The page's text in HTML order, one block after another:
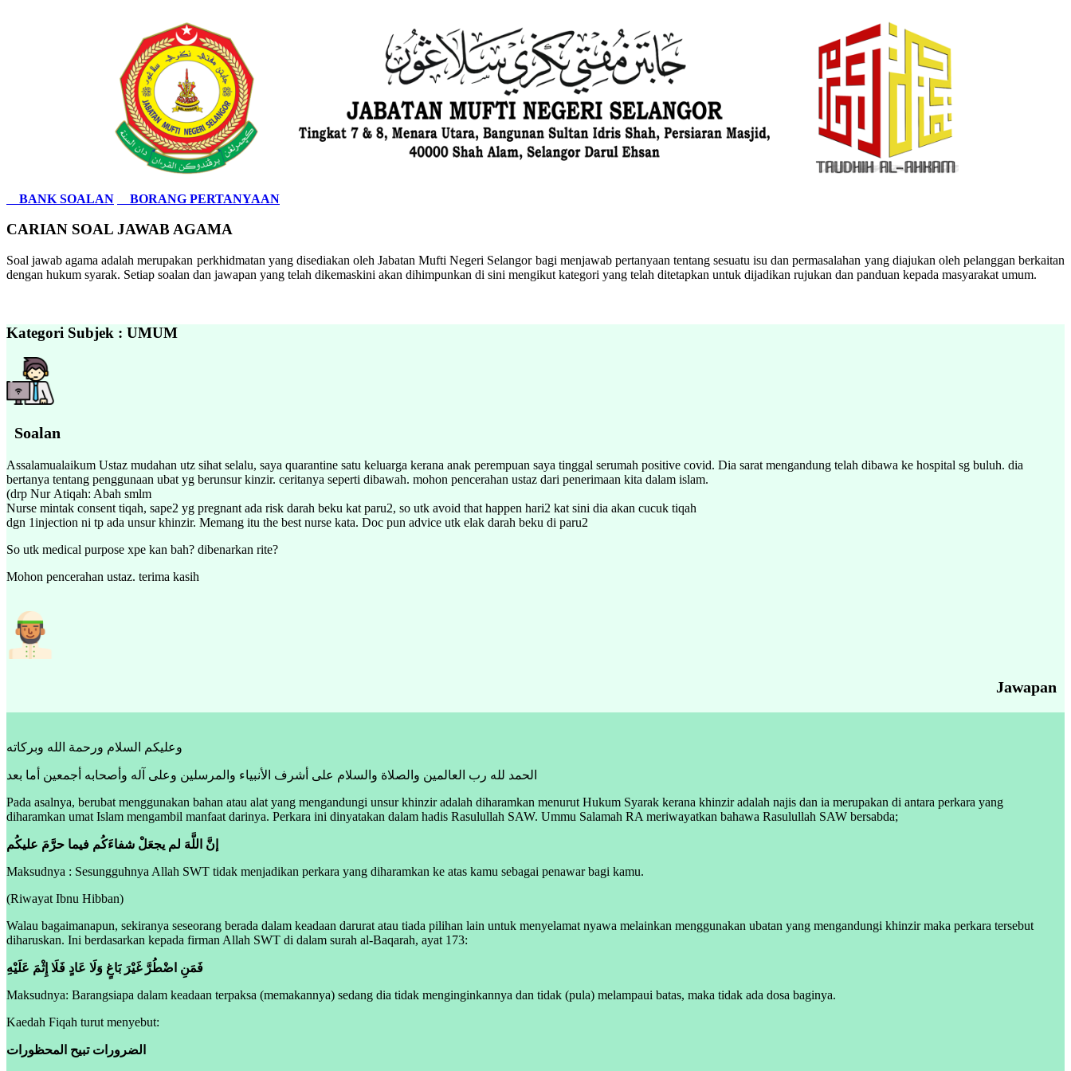
BANK SOALAN BORANG PERTANYAAN
CARIAN SOAL JAWAB AGAMA
Soal jawab agama adalah merupakan perkhidmatan yang disediakan oleh Jabatan Mufti Negeri Selangor bagi menjawab pertanyaan tentang sesuatu isu dan permasalahan yang diajukan oleh pelanggan berkaitan
dengan hukum syarak. Setiap soalan dan jawapan yang telah dikemaskini akan dihimpunkan di sini mengikut kategori yang telah ditetapkan untuk dijadikan rujukan dan panduan kepada masyarakat umum.
Kategori Subjek : UMUM
Soalan
Assalamualaikum Ustaz mudahan utz sihat selalu, saya quarantine satu keluarga kerana anak perempuan saya tinggal serumah positive covid. Dia sarat mengandung telah dibawa ke hospital sg buluh. dia
bertanya tentang penggunaan ubat yg berunsur kinzir. ceritanya seperti dibawah. mohon pencerahan ustaz dari penerimaan kita dalam islam.
(drp Nur Atiqah: Abah smlm
Nurse mintak consent tiqah, sape2 yg pregnant ada risk darah beku kat paru2, so utk avoid that happen hari2 kat sini dia akan cucuk tiqah
dgn 1injection ni tp ada unsur khinzir. Memang itu the best nurse kata. Doc pun advice utk elak darah beku di paru2
So utk medical purpose xpe kan bah? dibenarkan rite?
Mohon pencerahan ustaz. terima kasih
Jawapan
الحمد لله رب العالمين والصلاة والسلام على أشرف الأنبياء والمرسلين وعلى آله وأصحابه أجمعين أما بعد
Pada asalnya, berubat menggunakan bahan atau alat yang mengandungi unsur khinzir adalah diharamkan menurut Hukum Syarak kerana khinzir adalah najis dan ia merupakan di antara perkara yang
diharamkan umat Islam mengambil manfaat darinya. Perkara ini dinyatakan dalam hadis Rasulullah SAW. Ummu Salamah RA meriwayatkan bahawa Rasulullah SAW bersabda;
إنَّ اللَّهَ لم يجعَلْ شفاءَكُم فيما حرَّمَ عليكُم
Maksudnya : Sesungguhnya Allah SWT tidak menjadikan perkara yang diharamkan ke atas kamu sebagai penawar bagi kamu.
(Riwayat Ibnu Hibban)
Walau bagaimanapun, sekiranya seseorang berada dalam keadaan darurat atau tiada pilihan lain untuk menyelamat nyawa melainkan menggunakan ubatan yang mengandungi khinzir maka perkara tersebut
diharuskan. Ini berdasarkan kepada firman Allah SWT di dalam surah al-Baqarah, ayat 173:
فَمَنِ اضْطُرَّ غَيْرَ بَاغٍ وَلَا عَادٍ فَلَا إِثْمَ عَلَيْهِ
Maksudnya: Barangsiapa dalam keadaan terpaksa (memakannya) sedang dia tidak menginginkannya dan tidak (pula) melampaui batas, maka tidak ada dosa baginya.
Kaedah Fiqah turut menyebut:
الضرورات تبيح المحظورات